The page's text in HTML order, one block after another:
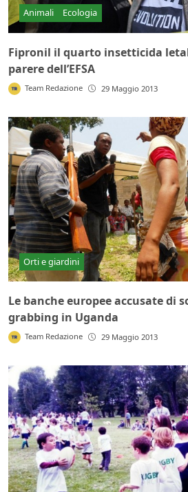
Animali Ecologia
Fipronil il quarto insetticida
parere dell’EFSA
Team Redazione 29 Maggio 2013
Orti e giardini
Le banche europee accusate di
grabbing in Uganda
Team Redazione 29 Maggio 2013